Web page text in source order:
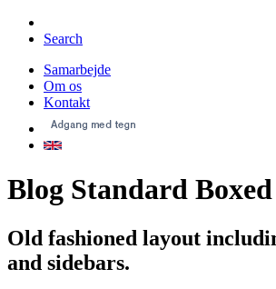
Search
Samarbejde
Om os
Kontakt
Blog Standard Boxed
Old fashioned layout
and sidebars.